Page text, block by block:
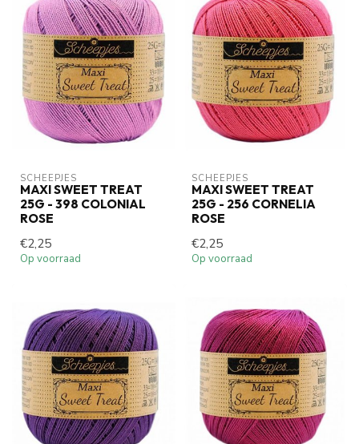
SCHEEPJES
MAXI SWEET TREAT
25G - 398 COLONIAL
ROSE
€2,25
Op voorraad
SCHEEPJES
MAXI SWEET TREAT
25G - 256 CORNELIA
ROSE
€2,25
Op voorraad